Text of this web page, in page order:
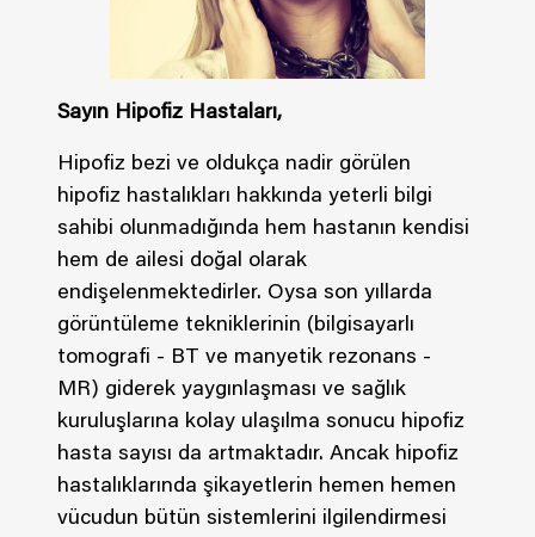
Sayın Hipofiz Hastaları,
Hipofiz bezi ve oldukça nadir görülen
hipofiz hastalıkları hakkında yeterli bilgi
sahibi olunmadığında hem hastanın kendisi
hem de ailesi doğal olarak
endişelenmektedirler. Oysa son yıllarda
görüntüleme tekniklerinin (bilgisayarlı
tomografi - BT ve manyetik rezonans -
MR) giderek yaygınlaşması ve sağlık
kuruluşlarına kolay ulaşılma sonucu hipofiz
hasta sayısı da artmaktadır. Ancak hipofiz
hastalıklarında şikayetlerin hemen hemen
vücudun bütün sistemlerini ilgilendirmesi